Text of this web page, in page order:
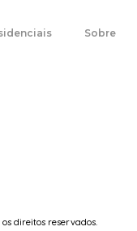
Sobre
direitos reservados.